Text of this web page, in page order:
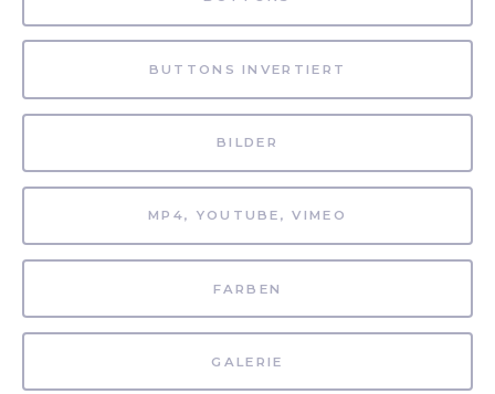
BUTTONS INVERTIERT
BILDER
MP4, YOUTUBE, VIMEO
FARBEN
GALERIE